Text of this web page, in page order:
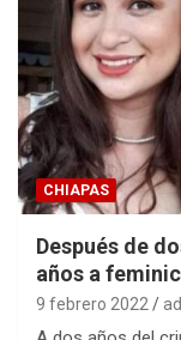
CHIAPAS
Después de
años a
9 febrero 2022